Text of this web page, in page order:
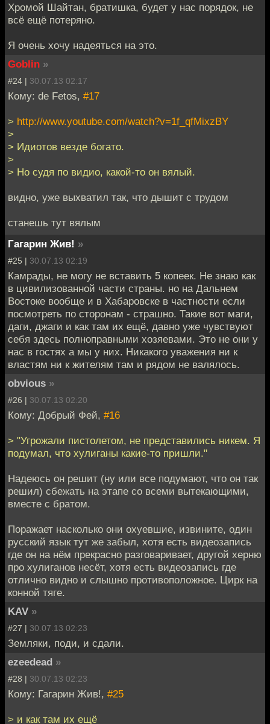
Хромой Шайтан, братишка, будет у нас порядок, не
всё ещё потеряно.
Я очень хочу надеяться на это.
Goblin »
#24 | 30.07.13 02:17
Кому: de Fetos, #17
> http://www.youtube.com/watch?v=1f_qfMixzBY
>
> Идиотов везде богато.
>
> Но судя по видио, какой-то он вялый.
видно, уже выхватил так, что дышит с трудом
станешь тут вялым
Гагарин Жив! »
#25 | 30.07.13 02:19
Камрады, не могу не вставить 5 копеек. Не знаю как
в цивилизованной части страны. но на Дальнем
Востоке вообще и в Хабаровске в частности если
посмотреть по сторонам - страшно. Такие вот маги,
даги, джаги и как там их ещё, давно уже чувствуют
себя здесь полноправными хозяевами. Это не они у
нас в гостях а мы у них. Никакого уважения ни к
властям ни к жителям там и рядом не валялось.
obvious »
#26 | 30.07.13 02:20
Кому: Добрый Фей, #16
> "Угрожали пистолетом, не представились никем. Я
подумал, что хулиганы какие-то пришли."
Надеюсь он решит (ну или все подумают, что он так
решил) сбежать на этапе со всеми вытекающими,
вместе с братом.
Поражает насколько они охуевшие, извините, один
русский язык тут же забыл, хотя есть видеозапись
где он на нём прекрасно разговаривает, другой херню
про хулиганов несёт, хотя есть видеозапись где
отлично видно и слышно противоположное. Цирк на
конной тяге.
KAV »
#27 | 30.07.13 02:23
Земляки, поди, и сдали.
ezeedead »
#28 | 30.07.13 02:23
Кому: Гагарин Жив!, #25
> и как там их ещё